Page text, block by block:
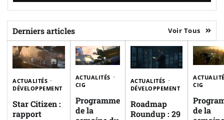
Derniers articles Voir Tous
ACTUALITÉS
DÉVELOPPEMENT
Star Citizen :
rapport
ACTUALITÉS
CIG
Programme
de la
ACTUALITÉS
DÉVELOPPEMENT
Roadmap
Roundup : 29
CIG
de la